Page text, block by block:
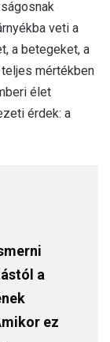
veti a
a betegeket, a
mértékben
élet
érdek: a
a
ez